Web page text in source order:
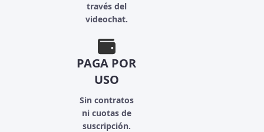
través del
videochat.
PAGA POR
USO
Sin contratos
ni cuotas de
suscripción.